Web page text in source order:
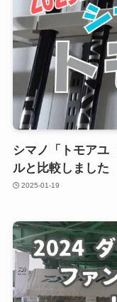
シマノ「トモアユ
ルと比較しました
2025-01-19